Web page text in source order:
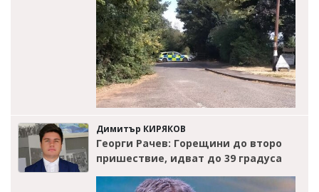
Димитър КИРЯКОВ
Георги Рачев: Горещини до второ
пришествие, идват до 39 градуса